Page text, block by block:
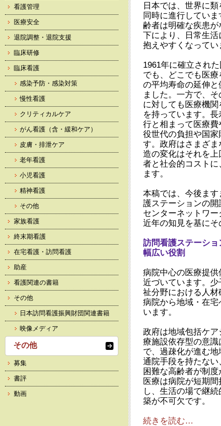
日本では、世界に
同時に進行してい
齢者は明確な疾患
下により、日常生
抱えやすくなってい
1961年に確立され
でも、どこでも医
の平均寿命の延伸
ました。一方で、
に対しても医療機
を持っています。
行と相まって医療
役世代の負担や国
す。政府はさまざ
造の変化はそれを
者と社会的コスト
ます。
本稿では、今後ま
護ステーションの開
センターネットワ
近年の知見を基に
訪問看護ステーショ
幅広い役割
病院中心の医療提
近づいています。
祉分野における人
病院から地域・在
います。
政府は地域包括ケ
療施設依存型の意
で、過疎化が進む
通院手段を持たな
困難な高齢者が制
医療は病院が短期
し、生活の場で継
築が不可欠です。
続きを読む…
看護管理
医療安全
退院調整・退院支援
臨床研修
臨床看護
感染予防・感染対策
慢性看護
クリティカルケア
がん看護（含・緩和ケア）
皮膚・排泄ケア
老年看護
小児看護
精神看護
その他
家族看護
終末期看護
在宅看護・訪問看護
助産
看護関連の書籍
その他
日本訪問看護振興財団関連書籍
映像メディア
その他
募集
書評
動画